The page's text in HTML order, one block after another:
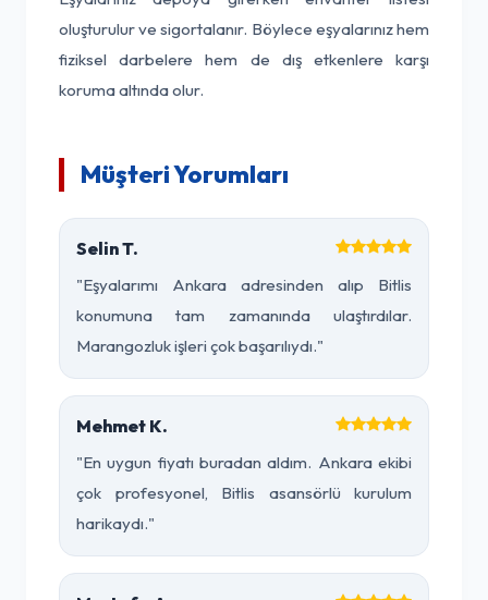
oluşturulur ve sigortalanır. Böylece eşyalarınız hem
fiziksel darbelere hem de dış etkenlere karşı
koruma altında olur.
Müşteri Yorumları
Selin T.
"Eşyalarımı Ankara adresinden alıp Bitlis
konumuna tam zamanında ulaştırdılar.
Marangozluk işleri çok başarılıydı."
Mehmet K.
"En uygun fiyatı buradan aldım. Ankara ekibi
çok profesyonel, Bitlis asansörlü kurulum
harikaydı."